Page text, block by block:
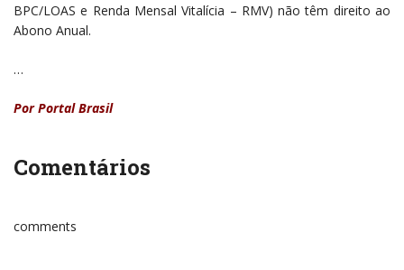
BPC/LOAS e Renda Mensal Vitalícia – RMV) não têm direito ao
Abono Anual.
…
PorPortal Brasil
Comentários
comments